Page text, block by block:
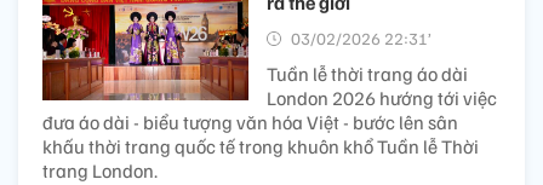
03/02/2026 22:31’
Tuần lễ thời trang áo dài
London 2026 hướng tới việc
đưa áo dài - biểu tượng văn hóa Việt - bước lên sân
khấu thời trang quốc tế trong khuôn khổ Tuần lễ Thời
trang London.